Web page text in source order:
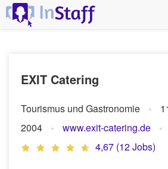
EXIT Catering
Tourismus und Gastronomie
2004
www.exit-catering.de
4,67 (12 Jobs)